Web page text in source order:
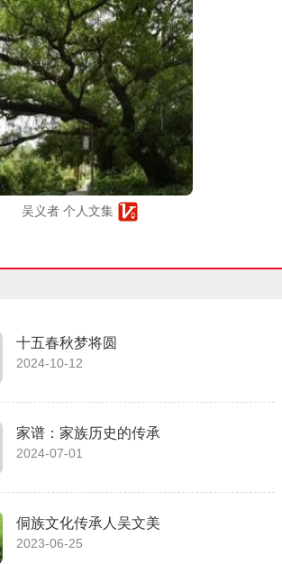
吴义者 个人文集
十五春秋梦将圆
2024-10-12
家谱：家族历史的传承
2024-07-01
侗族文化传承人吴文美
2023-06-25